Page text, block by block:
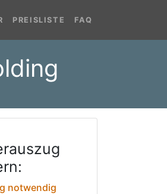
PREISLISTE FAQ
notwendig